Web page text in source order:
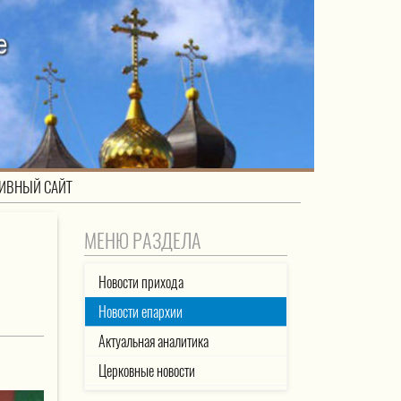
САЙТ
МЕНЮ РАЗДЕЛА
Новости прихода
Новости епархии
Актуальная аналитика
Церковные новости